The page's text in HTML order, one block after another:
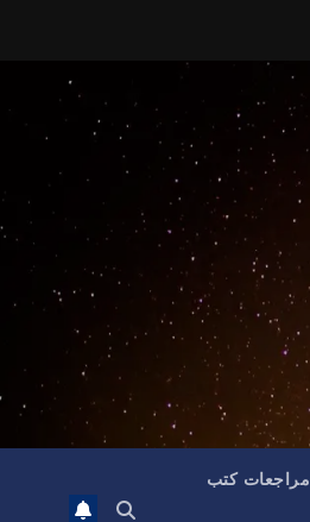
مراجعات كتب